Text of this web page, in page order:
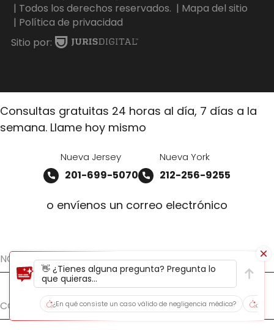
| Todos los derechos reservados. | Mapa del sitio
| Política de privacidad
Sitio por:
Consultas gratuitas 24 horas al día, 7 días a la
semana. Llame hoy mismo
Nueva Jersey
201-699-5070
Nueva York
212-256-9255
o envíenos un correo electrónico
👋 ¿Tienes alguna pregunta? Pregunta lo
que quieras...
¿En qué consiste un caso válido de negligencia médica?